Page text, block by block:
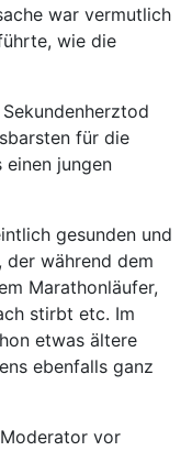
war vermutlich
wie die
für die
einen jungen
gesunden und
der während dem
Marathonläufer,
stirbt etc. Im
etwas ältere
ebenfalls ganz
vor